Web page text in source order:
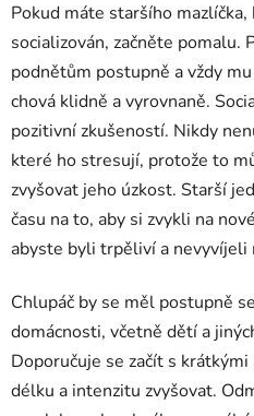
Pokud máte staršího
socializován, začněte pomalu.
podnětům postupně a vždy
chová klidně a vyrovnaně.
pozitivní zkušeností. Nikdy
které ho stresují, protože to
zvyšovat jeho úzkost. Starší
času na to, aby si zvykli na
abyste byli trpěliví a nevyvíjeli
Chlupáč by se měl postupně
domácnosti, včetně dětí a
Doporučuje se začít s
délku a intenzitu zvyšovat.